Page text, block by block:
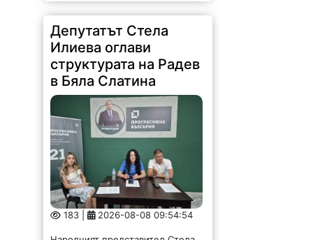
координатор Георги Митов. За
организационен секретар бе
избран д-р Анатолий...
Владика, областен
управител и генерал
уважиха празника на
Вършец /СНИМКИ/